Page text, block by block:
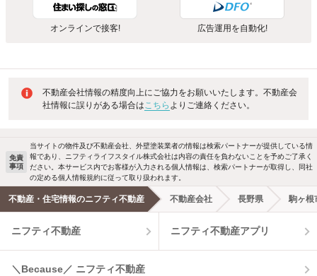
オンラインで接客! 広告運用を自動化!
不動産会社情報の精度向上にご協力をお願いいたします。不動産会
社情報に誤りがある場合はこちら よりご連絡ください。
免責
事項
当サイトの物件及び不動産会社、外壁塗装業者の情報は検索パートナーが提供している情
報であり、ニフティライフスタイル株式会社は内容の責任を負わないことを予めご了承く
ださい。本サービス内でお客様が入力される個人情報は、検索パートナーが取得し、同社
の定める個人情報規約に従って取り扱われます。
不動産・住宅情報のニフティ不動産 不動産会社 長野県 駒ヶ根
ニフティ不動産 ニフティ不動産アプリ
＼Because／ ニフティ不動産